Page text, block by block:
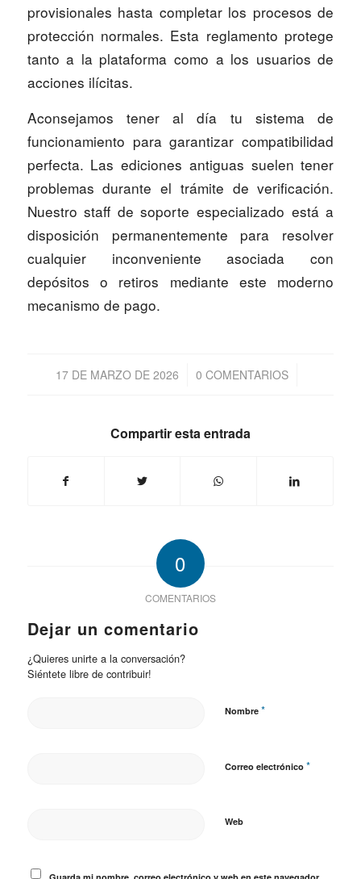
provisionales hasta completar los procesos de
protección normales. Esta reglamento protege
tanto a la plataforma como a los usuarios de
acciones ilícitas.
Aconsejamos tener al día tu sistema de
funcionamiento para garantizar compatibilidad
perfecta. Las ediciones antiguas suelen tener
problemas durante el trámite de verificación.
Nuestro staff de soporte especializado está a
disposición permanentemente para resolver
cualquier inconveniente asociada con
depósitos o retiros mediante este moderno
mecanismo de pago.
17 DE MARZO DE 2026
/ 0 COMENTARIOS
/
Compartir esta entrada
0
COMENTARIOS
Dejar un comentario
¿Quieres unirte a la conversación?
Siéntete libre de contribuir!
Nombre *
Correo electrónico *
Web